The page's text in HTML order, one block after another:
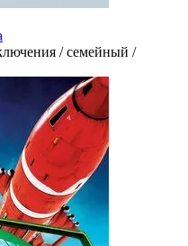
/ семейный /